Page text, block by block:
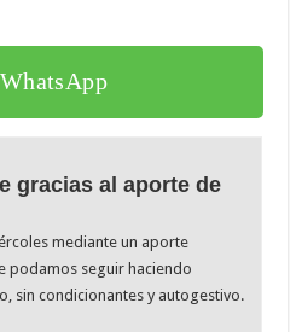
gracias al aporte de
mediante un aporte
podamos seguir haciendo
sin condicionantes y autogestivo.